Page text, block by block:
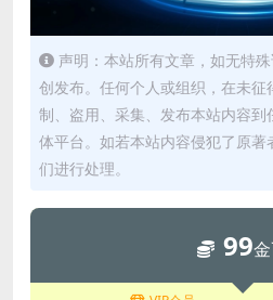
声明：本站所有文章，如无特
创发布。任何个人或组织，在未征
制、盗用、采集、发布本站内容
体平台。如若本站内容侵犯了原
们进行处理。
99